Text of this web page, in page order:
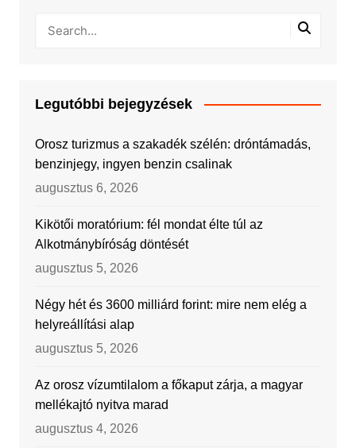
Legutóbbi bejegyzések
Orosz turizmus a szakadék szélén: dróntámadás,
benzinjegy, ingyen benzin csalinak
augusztus 6, 2026
Kikötői moratórium: fél mondat élte túl az
Alkotmánybíróság döntését
augusztus 5, 2026
Négy hét és 3600 milliárd forint: mire nem elég a
helyreállítási alap
augusztus 5, 2026
Az orosz vízumtilalom a főkaput zárja, a magyar
mellékajtó nyitva marad
augusztus 4, 2026